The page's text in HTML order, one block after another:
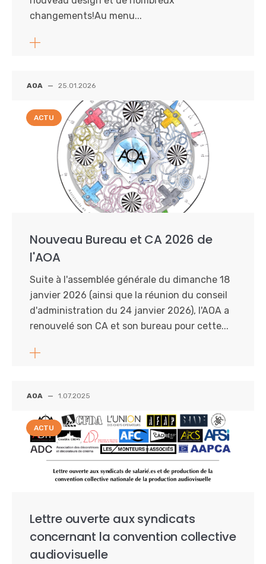
changements!Au menu...
AOA — 25.01.2026
ACTU
Nouveau Bureau et CA 2026 de
l'AOA
Suite à l'assemblée générale du dimanche 18
janvier 2026 (ainsi que la réunion du conseil
d'administration du 24 janvier 2026), l'AOA a
renouvelé son CA et son bureau pour cette...
AOA — 1.07.2025
ACTU
Lettre ouverte aux syndicats
concernant la convention collective
audiovisuelle